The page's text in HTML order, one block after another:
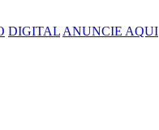
DIGITAL ANUNCIE AQUI